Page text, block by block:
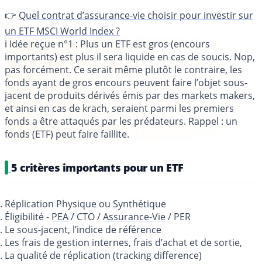
👉 Quel contrat d’assurance-vie choisir pour investir sur
un ETF MSCI World Index ?
ℹ️ Idée reçue n°1 : Plus un ETF est gros (encours
importants) est plus il sera liquide en cas de soucis. Nop,
pas forcément. Ce serait même plutôt le contraire, les
fonds ayant de gros encours peuvent faire l’objet sous-
jacent de produits dérivés émis par des markets makers,
et ainsi en cas de krach, seraient parmi les premiers
fonds a être attaqués par les prédateurs. Rappel : un
fonds (ETF) peut faire faillite.
5 critères importants pour un ETF
Réplication Physique ou Synthétique
Éligibilité - PEA/ CTO /Assurance-Vie/ PER
Le sous-jacent, l’indice de référence
Les frais de gestion internes, frais d’achat et de sortie,
La qualité de réplication (tracking difference)